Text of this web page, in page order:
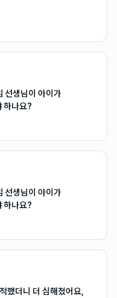
선생님이 아이가
하나요?
선생님이 아이가
하나요?
했더니 더 심해졌어요,